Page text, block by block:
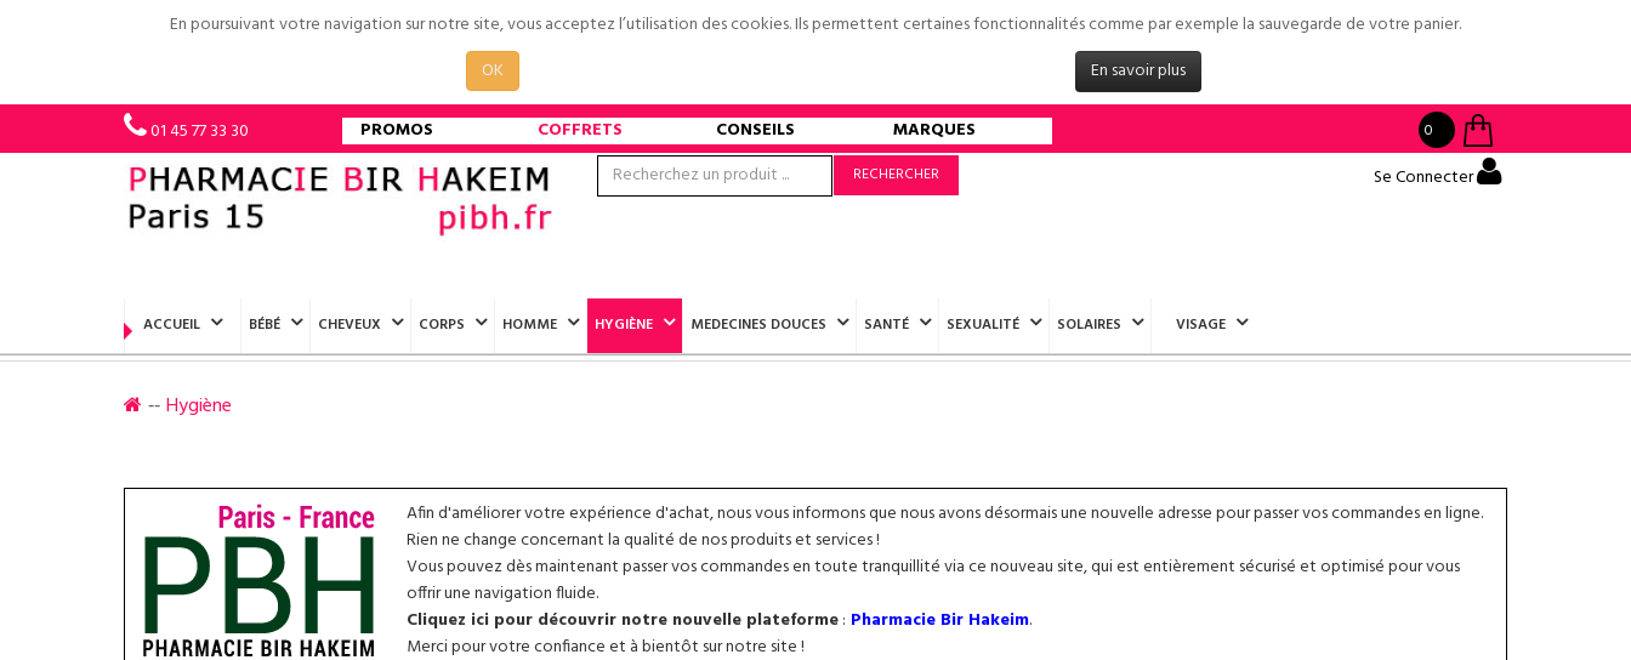
En poursuivant votre navigation sur notre site, vous acceptez l’utilisation des cookies. Ils permettent certaines fonctionnalités comme par exemple la sauvegarde de votre panier.
OK
En savoir plus
01 45 77 33 30 PROMOS COFFRETS CONSEILS MARQUES
0
RECHERCHER
Se Connecter
ACCUEIL BÉBÉ CHEVEUX CORPS HOMME HYGIÈNE MEDECINES DOUCES SANTÉ SEXUALITÉ SOLAIRES VISAGE
Hygiène
Afin d'améliorer votre expérience d'achat, nous vous informons que nous avons désormais une nouvelle adresse pour passer vos commandes en ligne.
Rien ne change concernant la qualité de nos produits et services !
Vous pouvez dès maintenant passer vos commandes en toute tranquillité via ce nouveau site, qui est entièrement sécurisé et optimisé pour vous
offrir une navigation fluide.
Cliquez ici pour découvrir notre nouvelle plateforme: Pharmacie Bir Hakeim.
Merci pour votre confiance et à bientôt sur notre site !